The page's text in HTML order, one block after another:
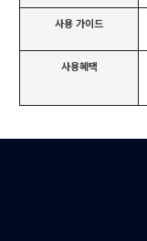
사용 가이드
사용혜택